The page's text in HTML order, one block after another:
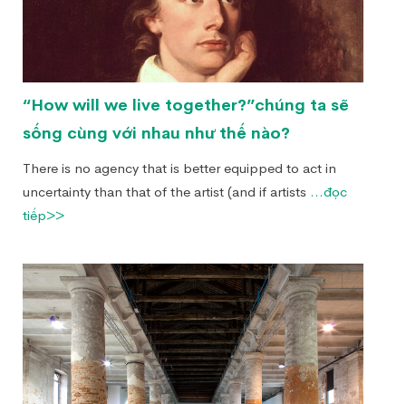
“How will we live together?”chúng ta sẽ
sống cùng với nhau như thế nào?
There is no agency that is better equipped to act in
uncertainty than that of the artist (and if artists ...đọc
tiếp>>